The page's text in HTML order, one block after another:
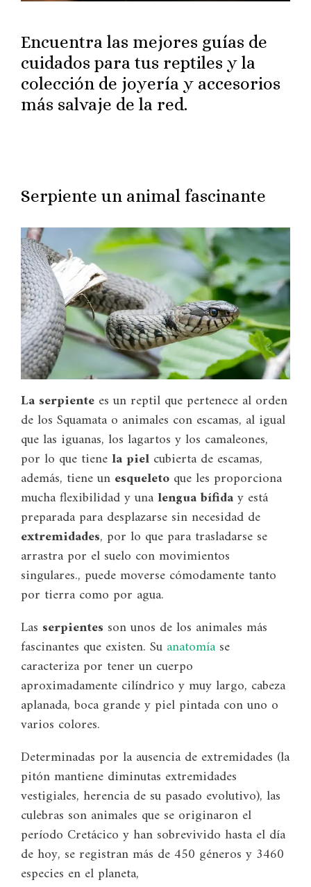
Encuentra las mejores guías de
cuidados para tus reptiles y la
colección de joyería y accesorios
más salvaje de la red.
Serpiente un animal fascinante
La serpiente es un reptil que pertenece al orden
de los Squamata o animales con escamas, al igual
que las iguanas, los lagartos y los camaleones,
por lo que tienela piel cubierta de escamas,
además, tiene un esqueleto que les proporciona
mucha flexibilidad y unalengua bífiday está
preparada para desplazarse sin necesidad de
extremidades, por lo que para trasladarse se
arrastra por el suelo con movimientos
singulares., puede moverse cómodamente tanto
por tierra como por agua.
Las serpientes son unos de los animales más
fascinantes que existen. Su anatomía se
caracteriza por tener un cuerpo
aproximadamente cilíndrico y muy largo, cabeza
aplanada, boca grande y piel pintada con uno o
varios colores.
Determinadas por la ausencia de extremidades (la
pitón mantiene diminutas extremidades
vestigiales, herencia de su pasado evolutivo), las
culebras son animales que se originaron el
período Cretácico y han sobrevivido hasta el día
de hoy, se registran más de 450 géneros y 3460
especies en el planeta,